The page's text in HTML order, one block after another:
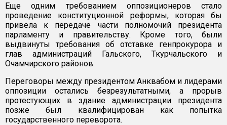
Еще одним требованием оппозиционеров стало
проведение конституционной реформы, которая бы
привела к передаче части полномочий президента
парламенту и правительству. Кроме того, были
выдвинуты требования об отставке генпрокурора и
глав администраций Гальского, Ткурчальского и
Очамчирского районов.
Переговоры между президентом Анквабом и лидерами
оппозиции остались безрезультатными, а прорыв
протестующих в здание администрации президента
позже был квалифицирован как попытка
государственного переворота.